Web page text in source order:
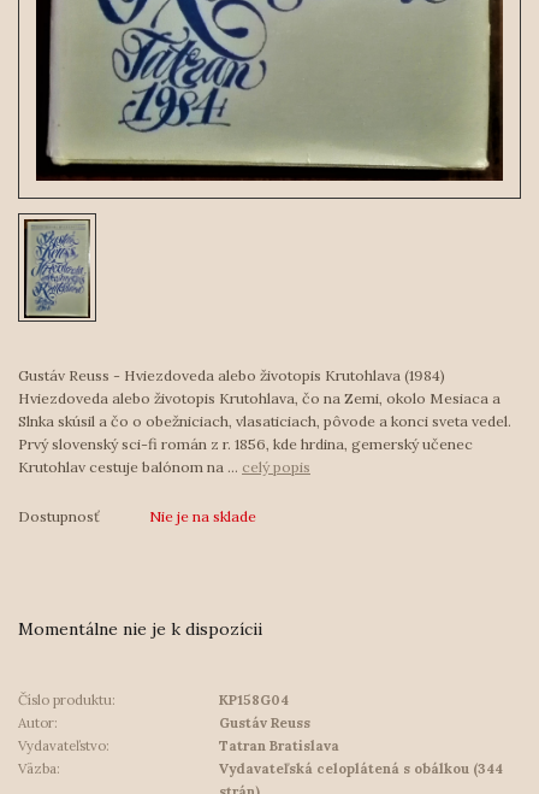
Gustáv Reuss - Hviezdoveda alebo životopis Krutohlava (1984)
Hviezdoveda alebo životopis Krutohlava, čo na Zemi, okolo Mesiaca a
Slnka skúsil a čo o obežniciach, vlasaticiach, pôvode a konci sveta vedel.
Prvý slovenský sci-fi román z r. 1856, kde hrdina, gemerský učenec
Krutohlav cestuje balónom na ... celý popis
Dostupnosť Nie je na sklade
Momentálne nie je k dispozícii
Číslo produktu:
KP158G04
Autor:
Gustáv Reuss
Vydavateľstvo:
Tatran Bratislava
Väzba:
Vydavateľská celoplátená s obálkou (344